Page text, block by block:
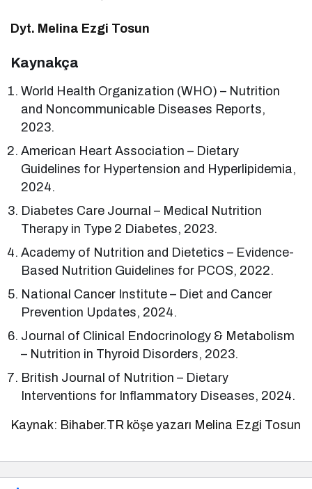
Dyt. Melina Ezgi Tosun
Kaynakça
World Health Organization (WHO) – Nutrition
and Noncommunicable Diseases Reports,
2023.
American Heart Association – Dietary
Guidelines for Hypertension and Hyperlipidemia,
2024.
Diabetes Care Journal – Medical Nutrition
Therapy in Type 2 Diabetes, 2023.
Academy of Nutrition and Dietetics – Evidence-
Based Nutrition Guidelines for PCOS, 2022.
National Cancer Institute – Diet and Cancer
Prevention Updates, 2024.
Journal of Clinical Endocrinology & Metabolism
– Nutrition in Thyroid Disorders, 2023.
British Journal of Nutrition – Dietary
Interventions for Inflammatory Diseases, 2024.
Kaynak: Bihaber.TR köşe yazarı Melina Ezgi Tosun